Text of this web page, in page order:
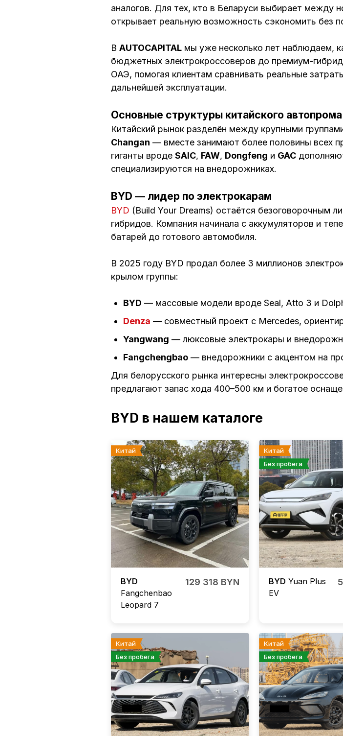
аналогов. Для тех, кто в Беларуси выбирает между
открывает реальную возможность сэкономить без
В AUTOCAPITAL мы уже несколько лет наблюдаем,
бюджетных электрокроссоверов до премиум-
ОАЭ, помогая клиентам сравнивать реальные
дальнейшей эксплуатации.
Основные структуры китайского автопрома
Китайский рынок разделён между крупными
Changan — вместе занимают более половины всех
гиганты вроде SAIC, FAW, Dongfeng и GAC
специализируются на внедорожниках.
BYD — лидер по электрокарам
BYD (Build Your Dreams) остаётся безоговорочным
гибридов. Компания начинала с аккумуляторов и
батарей до готового автомобиля.
В 2025 году BYD продал более 3 миллионов
крылом группы:
BYD — массовые модели вроде Seal, Atto 3 и
Denza — совместный проект с Mercedes,
Yangwang — люксовые электрокары и
Fangchengbao — внедорожники с акцентом на
Для белорусского рынка интересны
предлагают запас хода 400–500 км и богатое
BYD в нашем каталоге
Китай
BYD
Fangchenbao
Leopard 7
129 318 BYN
Китай
Без пробега
BYD Yuan Plus
EV
Китай
Без пробега
Китай
Без пробега